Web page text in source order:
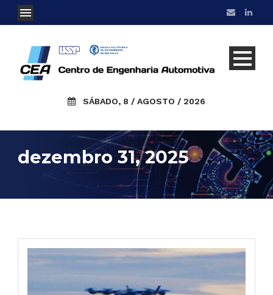
SÁBADO, 8 / AGOSTO / 2026
dezembro 31, 2025